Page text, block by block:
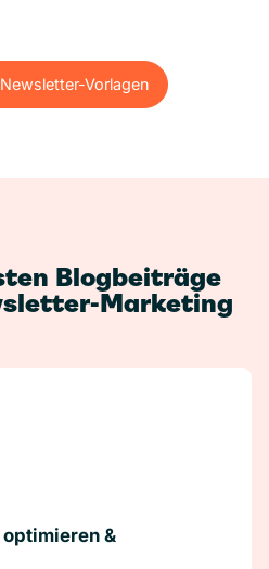
Vorlagen
Vorlagen
Blogbeiträge
Marketing
&